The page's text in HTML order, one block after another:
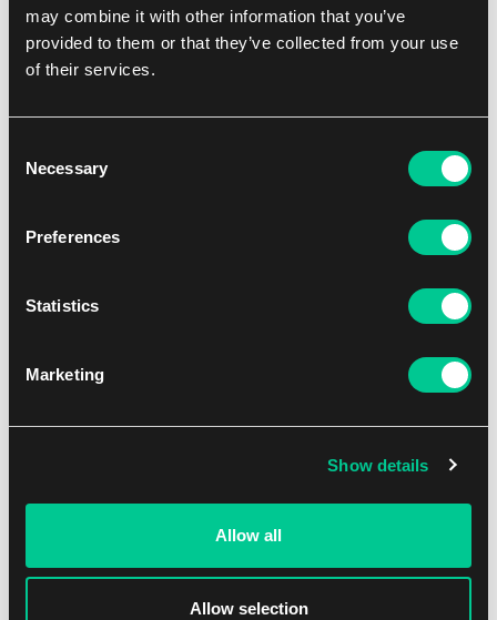
may combine it with other information that you’ve
provided to them or that they’ve collected from your use
of their services.
Selection
Necessary
Preferences
Statistics
Marketing
Show details
Allow all
Allow selection